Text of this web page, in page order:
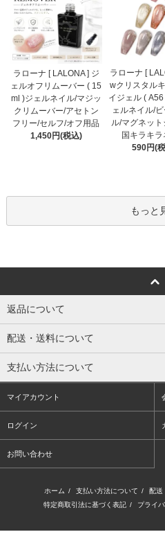
ラローナ [ LALONA ] ジ
ェルオフリムーバー ( 15
ml )ジェルネイル/マジッ
クリムーバー/アセトン
フリー/セルフ/オフ用品
1,450円(税込)
ラローナ [
wクリスタル
イジェル (
ェルネイル/
ル/マグネッ
国キラキ
590円(
もっと
返品について
配送・送料について
支払い方法について
マイアカウント
ログイン
お問い合わせ
ホーム / 支払い方法について / 配送
特定商取引法に基づく表記 / プライ